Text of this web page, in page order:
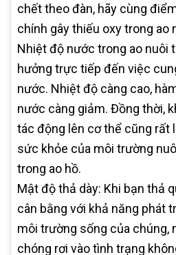
chết theo đàn, hãy cùng
chính gây thiếu oxy trong ao
Nhiệt độ nước trong ao nuôi
hưởng trực tiếp đến việc
nước. Nhiệt độ càng cao,
nước càng giảm. Đồng thời,
tác động lên cơ thể cũng rất
sức khỏe của môi trường
trong ao hồ.
Mật độ thả dày: Khi bạn thả
cân bằng với khả năng phát
môi trường sống của chúng,
chóng rơi vào tình trạng